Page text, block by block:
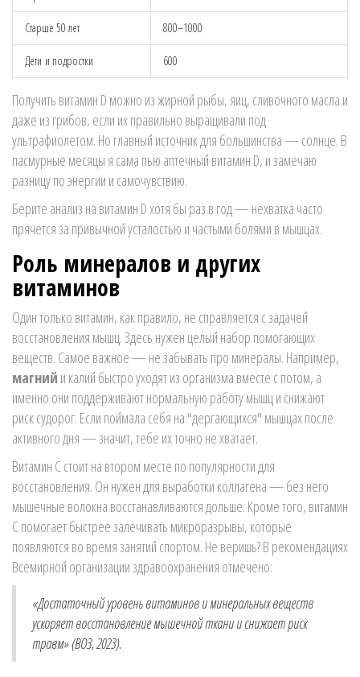
Старше 50 лет 800–1000
Дети и подростки 600
Получить витамин D можно из жирной рыбы, яиц, сливочного масла и
даже из грибов, если их правильно выращивали под
ультрафиолетом. Но главный источник для большинства — солнце. В
пасмурные месяцы я сама пью аптечный витамин D, и замечаю
разницу по энергии и самочувствию.
Берите анализ на витамин D хотя бы раз в год — нехватка часто
прячется за привычной усталостью и частыми болями в мышцах.
Роль минералов и других
витаминов
Один только витамин, как правило, не справляется с задачей
восстановления мышц. Здесь нужен целый набор помогающих
веществ. Самое важное — не забывать про минералы. Например,
магний и калий быстро уходят из организма вместе с потом, а
именно они поддерживают нормальную работу мышц и снижают
риск судорог. Если поймала себя на "дергающихся" мышцах после
активного дня — значит, тебе их точно не хватает.
Витамин C стоит на втором месте по популярности для
восстановления. Он нужен для выработки коллагена — без него
мышечные волокна восстанавливаются дольше. Кроме того, витамин
C помогает быстрее залечивать микроразрывы, которые
появляются во время занятий спортом. Не веришь? В рекомендациях
Всемирной организации здравоохранения отмечено:
«Достаточный уровень витаминов и минеральных веществ
ускоряет восстановление мышечной ткани и снижает риск
травм» (ВОЗ, 2023).